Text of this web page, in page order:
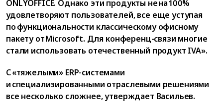
ONLYOFFICE. Однако эти продукты не на 100%
удовлетворяют пользователей, все еще уступая
по функциональности классическому офисному
пакету от Microsoft. Для конференц-связи многие
стали использовать отечественный продукт IVA».
С «тяжелыми» ERP-системами
и специализированными отраслевыми решениями
все несколько сложнее, утверждает Васильев.